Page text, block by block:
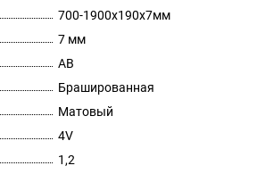
700-1900х190х7мм
7 мм
AB
Брашированная
Матовый
4V
1,2